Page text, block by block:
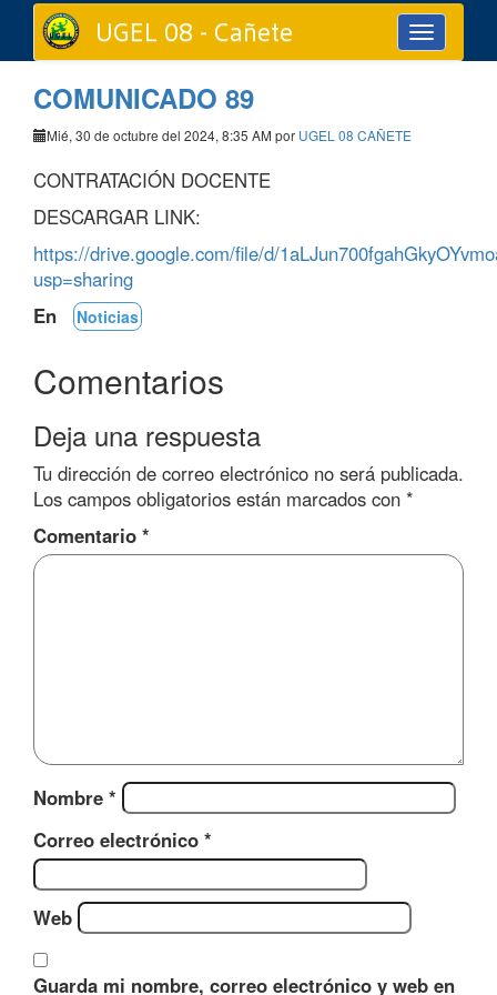
Toggle
navigation
UGEL 08 - Cañete
COMUNICADO 89
Mié, 30 de octubre del 2024, 8:35 AM por UGEL 08 CAÑETE
CONTRATACIÓN DOCENTE
DESCARGAR LINK:
https://drive.google.com/file/d/
usp=sharing
En
Noticias
Comentarios
Deja una respuesta
Tu dirección de correo electrónico no será publicada.
Los campos obligatorios están marcados con *
Comentario *
Nombre *
Correo electrónico *
Web
Guarda mi nombre, correo electrónico y web en